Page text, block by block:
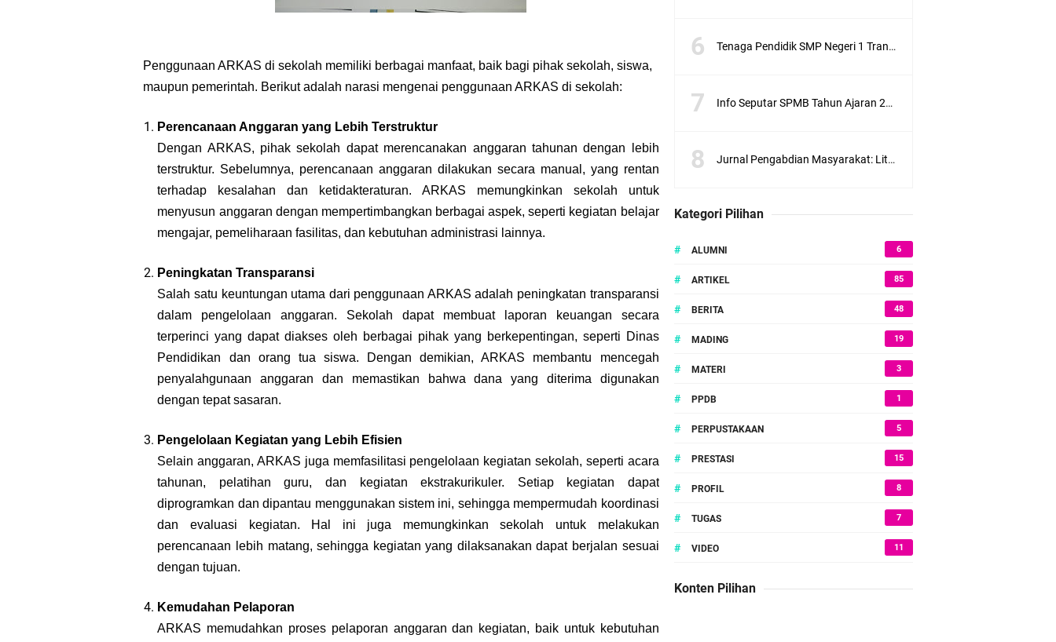
Warga SMP Negeri 1 Trangkil Siap Menyambut Pembelajaran di Tahun Ajaran Baru
Jumat, 7 Agustus
Penggunaan ARKAS di sekolah memiliki berbagai manfaat, baik bagi pihak sekolah, siswa,
maupun pemerintah. Berikut adalah narasi mengenai penggunaan ARKAS di sekolah:
Perencanaan Anggaran yang Lebih Terstruktur
Dengan ARKAS, pihak sekolah dapat merencanakan anggaran tahunan dengan lebih
terstruktur. Sebelumnya, perencanaan anggaran dilakukan secara manual, yang rentan
terhadap kesalahan dan ketidakteraturan. ARKAS memungkinkan sekolah untuk
menyusun anggaran dengan mempertimbangkan berbagai aspek, seperti kegiatan belajar
mengajar, pemeliharaan fasilitas, dan kebutuhan administrasi lainnya.
Peningkatan Transparansi
Salah satu keuntungan utama dari penggunaan ARKAS adalah peningkatan transparansi
dalam pengelolaan anggaran. Sekolah dapat membuat laporan keuangan secara
terperinci yang dapat diakses oleh berbagai pihak yang berkepentingan, seperti Dinas
Pendidikan dan orang tua siswa. Dengan demikian, ARKAS membantu mencegah
penyalahgunaan anggaran dan memastikan bahwa dana yang diterima digunakan
dengan tepat sasaran.
Pengelolaan Kegiatan yang Lebih Efisien
Selain anggaran, ARKAS juga memfasilitasi pengelolaan kegiatan sekolah, seperti acara
tahunan, pelatihan guru, dan kegiatan ekstrakurikuler. Setiap kegiatan dapat
diprogramkan dan dipantau menggunakan sistem ini, sehingga mempermudah koordinasi
dan evaluasi kegiatan. Hal ini juga memungkinkan sekolah untuk melakukan
perencanaan lebih matang, sehingga kegiatan yang dilaksanakan dapat berjalan sesuai
dengan tujuan.
Kemudahan Pelaporan
ARKAS memudahkan proses pelaporan anggaran dan kegiatan, baik untuk kebutuhan
Tenaga Pendidik SMP Negeri 1 Trangkil Tahun 2026
Info Seputar SPMB Tahun Ajaran 2026/2027 SMP Negeri 1 Trangkil
Jurnal Pengabdian Masyarakat: Literasi Al-Qur’an bersama anak-anak Desa Ketanen di Lingkungan SMPN 1 Trangkil Kabupaten Pati
Kategori Pilihan
# ALUMNI 6
# ARTIKEL 85
# BERITA 48
# MADING 19
# MATERI 3
# PPDB 1
# PERPUSTAKAAN 5
# PRESTASI 15
# PROFIL 8
# TUGAS 7
# VIDEO 11
Konten Pilihan